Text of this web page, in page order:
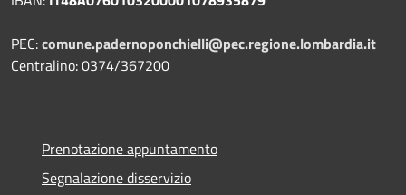
PEC:comune.padernoponchielli@pec.regione.lombardia.it
Centralino: 0374/367200
Prenotazione appuntamento
Segnalazione disservizio